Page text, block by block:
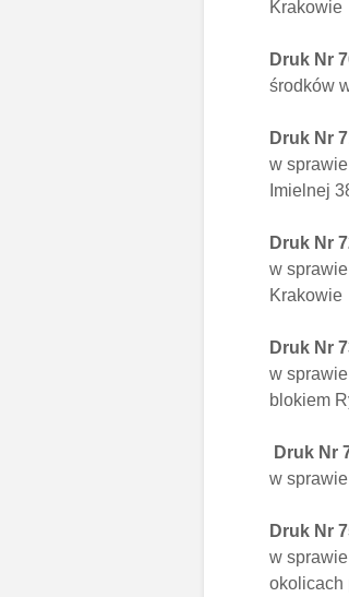
Krakowie
Druk Nr
środków
Druk Nr
w
Imielnej
Druk Nr
w
Krakowie
Druk Nr
w
blokiem
Druk Nr
w
Druk Nr
w
okolicach